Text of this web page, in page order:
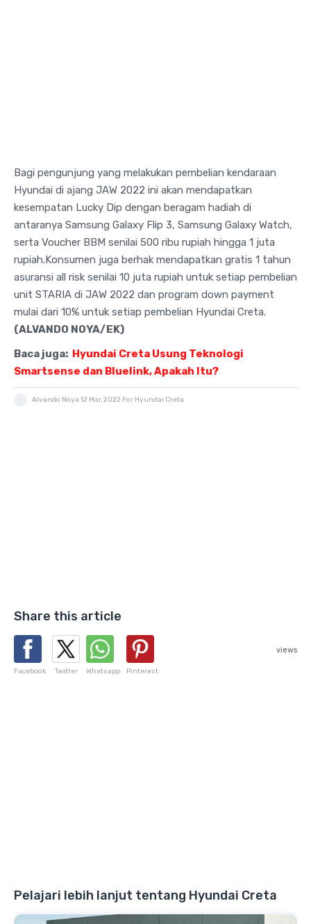
Bagi pengunjung yang melakukan pembelian kendaraan
Hyundai di ajang JAW 2022 ini akan mendapatkan
kesempatan Lucky Dip dengan beragam hadiah di
antaranya Samsung Galaxy Flip 3, Samsung Galaxy Watch,
serta Voucher BBM senilai 500 ribu rupiah hingga 1 juta
rupiah.Konsumen juga berhak mendapatkan gratis 1 tahun
asuransi all risk senilai 10 juta rupiah untuk setiap pembelian
unit STARIA di JAW 2022 dan program down payment
mulai dari 10% untuk setiap pembelian Hyundai Creta.
(ALVANDO NOYA/EK)
Baca juga: Hyundai Creta Usung Teknologi
Smartsense dan Bluelink, Apakah Itu?
Alvando Noya 12 Mar, 2022 For Hyundai Creta
Share this article
Facebook Twitter Whatsapp Pinterest
views
Pelajari lebih lanjut tentang Hyundai Creta